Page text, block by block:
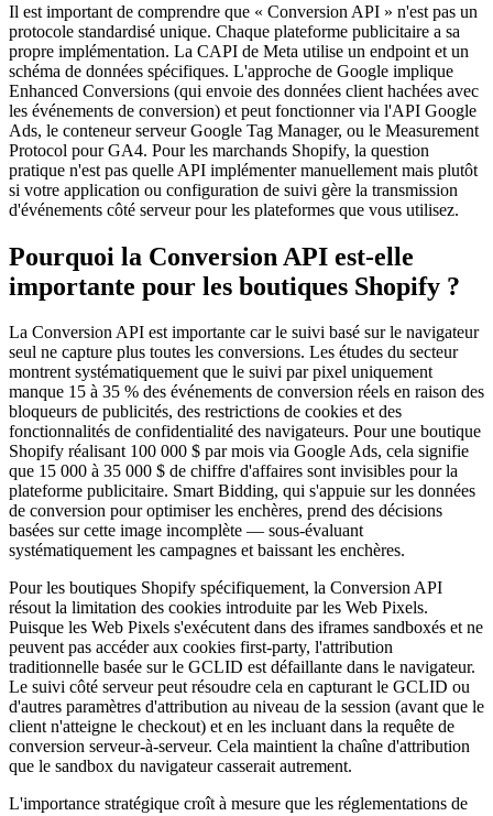
Il est important de comprendre que « Conversion API » n'est pas un
protocole standardisé unique. Chaque plateforme publicitaire a sa
propre implémentation. La CAPI de Meta utilise un endpoint et un
schéma de données spécifiques. L'approche de Google implique
Enhanced Conversions (qui envoie des données client hachées avec
les événements de conversion) et peut fonctionner via l'API Google
Ads, le conteneur serveur Google Tag Manager, ou le Measurement
Protocol pour GA4. Pour les marchands Shopify, la question
pratique n'est pas quelle API implémenter manuellement mais plutôt
si votre application ou configuration de suivi gère la transmission
d'événements côté serveur pour les plateformes que vous utilisez.
Pourquoi la Conversion API est-elle
importante pour les boutiques Shopify ?
La Conversion API est importante car le suivi basé sur le navigateur
seul ne capture plus toutes les conversions. Les études du secteur
montrent systématiquement que le suivi par pixel uniquement
manque 15 à 35 % des événements de conversion réels en raison des
bloqueurs de publicités, des restrictions de cookies et des
fonctionnalités de confidentialité des navigateurs. Pour une boutique
Shopify réalisant 100 000 $ par mois via Google Ads, cela signifie
que 15 000 à 35 000 $ de chiffre d'affaires sont invisibles pour la
plateforme publicitaire. Smart Bidding, qui s'appuie sur les données
de conversion pour optimiser les enchères, prend des décisions
basées sur cette image incomplète — sous-évaluant
systématiquement les campagnes et baissant les enchères.
Pour les boutiques Shopify spécifiquement, la Conversion API
résout la limitation des cookies introduite par les Web Pixels.
Puisque les Web Pixels s'exécutent dans des iframes sandboxés et ne
peuvent pas accéder aux cookies first-party, l'attribution
traditionnelle basée sur le GCLID est défaillante dans le navigateur.
Le suivi côté serveur peut résoudre cela en capturant le GCLID ou
d'autres paramètres d'attribution au niveau de la session (avant que le
client n'atteigne le checkout) et en les incluant dans la requête de
conversion serveur-à-serveur. Cela maintient la chaîne d'attribution
que le sandbox du navigateur casserait autrement.
L'importance stratégique croît à mesure que les réglementations de